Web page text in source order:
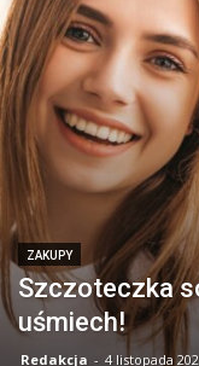
ZAKUPY
Szczoteczka
uśmiech!
Redakcja - 4 listopada